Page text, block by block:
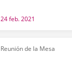
24 feb. 2021
Reunión de la Mesa